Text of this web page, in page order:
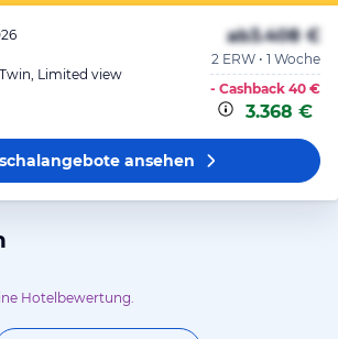
Limited view
ab3.408 €
2 ERW • 1 Woche
- Cashback 40 €
3.368 €
ansehen
Hotelbewertung.